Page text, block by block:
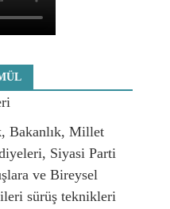
Bakanlık, Millet
Siyasi Parti
ve Bireysel
ileri sürüş teknikleri